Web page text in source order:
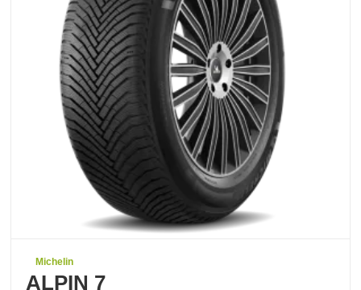
Michelin
ALPIN 7